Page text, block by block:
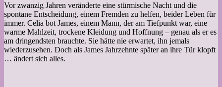
Vor zwanzig Jahren veränderte eine stürmische Nacht und die
spontane Entscheidung, einem Fremden zu helfen, beider Leben für
immer. Celia bot James, einem Mann, der am Tiefpunkt war, eine
warme Mahlzeit, trockene Kleidung und Hoffnung – genau als er es
am dringendsten brauchte. Sie hätte nie erwartet, ihn jemals
wiederzusehen. Doch als James Jahrzehnte später an ihre Tür klopft
… ändert sich alles.